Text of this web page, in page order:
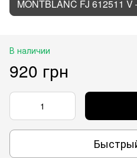
MONTBLANC FJ 612511
В наличии
920 грн